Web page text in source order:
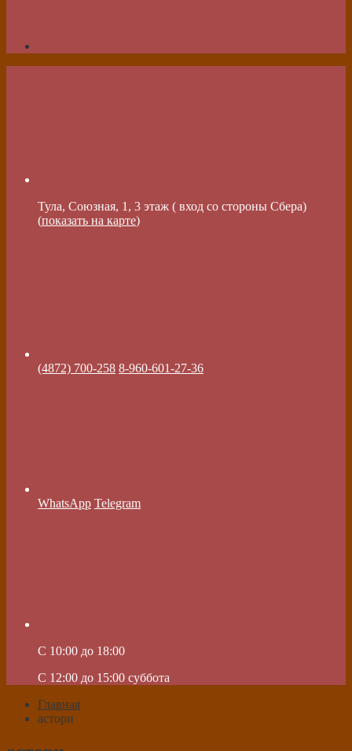
Тула, Союзная, 1, 3 этаж ( вход со стороны Сбера)
(показать на карте)
(4872) 700-258 8-960-601-27-36
WhatsApp Telegram
C 10:00 до 18:00
C 12:00 до 15:00 суббота
Главная
астори